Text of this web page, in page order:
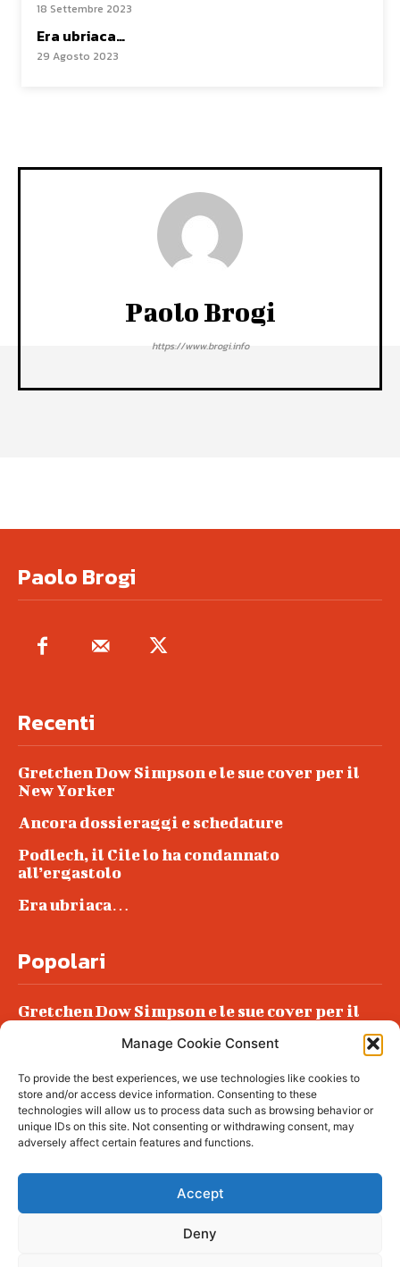
Manage Cookie Consent
To provide the best experiences, we use technologies like cookies to
store and/or access device information. Consenting to these
technologies will allow us to process data such as browsing behavior or
unique IDs on this site. Not consenting or withdrawing consent, may
adversely affect certain features and functions.
Accept
Deny
18 Settembre 2023
Era ubriaca…
29 Agosto 2023
Paolo Brogi
https://www.brogi.info
Paolo Brogi
Recenti
Gretchen Dow Simpson e le sue cover per il
New Yorker
Ancora dossieraggi e schedature
Podlech, il Cile lo ha condannato
all’ergastolo
Era ubriaca…
Popolari
Gretchen Dow Simpson e le sue cover per il
Podlech, il Cile lo ha condannato
all’ergastolo
Era ubriaca…
© tagDiv - All rights reserved. Made with